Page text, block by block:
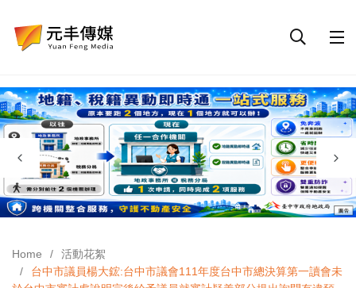
Home
活動花絮
台中市議員楊大鋐:台中市議會111年度台中市總決算第一讀會未